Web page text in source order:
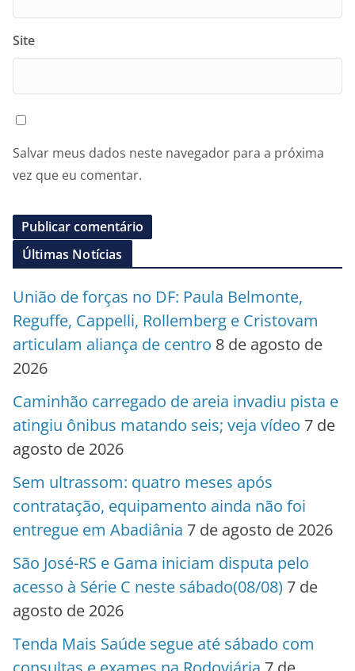
Site
Salvar meus dados neste navegador para a próxima
vez que eu comentar.
Últimas Notícias
União de forças no DF: Paula Belmonte,
Reguffe, Cappelli, Rollemberg e Cristovam
articulam aliança de centro 8 de agosto de
2026
Caminhão carregado de areia invadiu pista e
atingiu ônibus matando seis; veja vídeo 7 de
agosto de 2026
Sem ultrassom: quatro meses após
contratação, equipamento ainda não foi
entregue em Abadiânia 7 de agosto de 2026
São José-RS e Gama iniciam disputa pelo
acesso à Série C neste sábado(08/08) 7 de
agosto de 2026
Tenda Mais Saúde segue até sábado com